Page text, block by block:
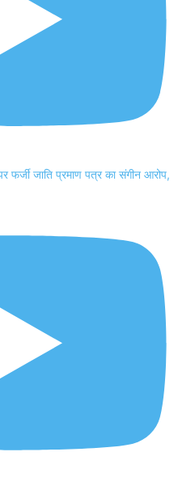
फर्जी जाति प्रमाण पत्र का संगीन आरोप,